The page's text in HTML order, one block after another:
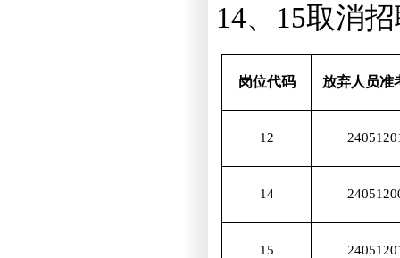
14、15取消
岗位代码 放弃人员准
12
14
15